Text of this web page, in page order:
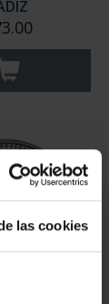
las cookies